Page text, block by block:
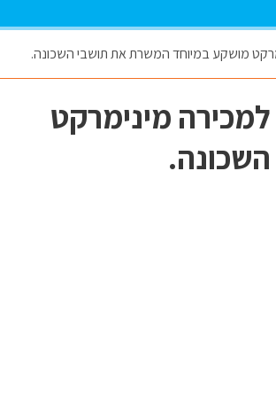
מושקע במיוחד המשרת את תושבי השכונה.
מינימרקט